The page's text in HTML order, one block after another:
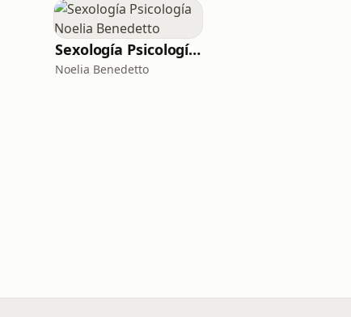
Sexología Psicología Noelia Benedetto
Noelia Benedetto